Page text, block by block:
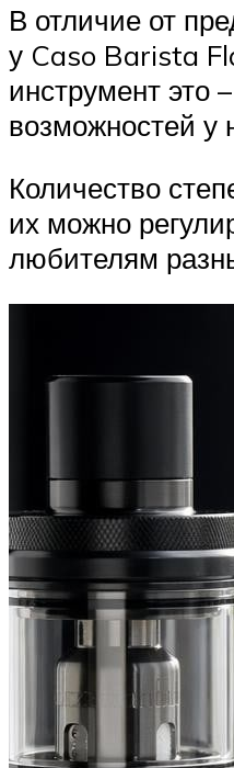
В отличие от
у Caso Barista
инструмент это
возможностей у
Количество
их можно
любителям